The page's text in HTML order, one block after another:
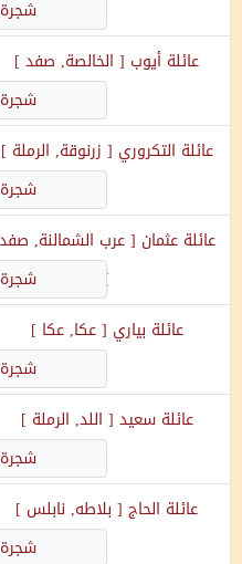
شجرة
عائلة أيوب [ الخالصة, صفد ]
شجرة
عائلة التكروري [ زرنوقة, الرملة ]
شجرة
عائلةعثمان [ عرب الشمالنة, صفد
]
شجرة
عائلة بياري [ عكا, عكا ]
شجرة
عائلةسعيد [ اللد, الرملة ]
شجرة
عائلة الحاج [ بلاطه, نابلس ]
شجرة